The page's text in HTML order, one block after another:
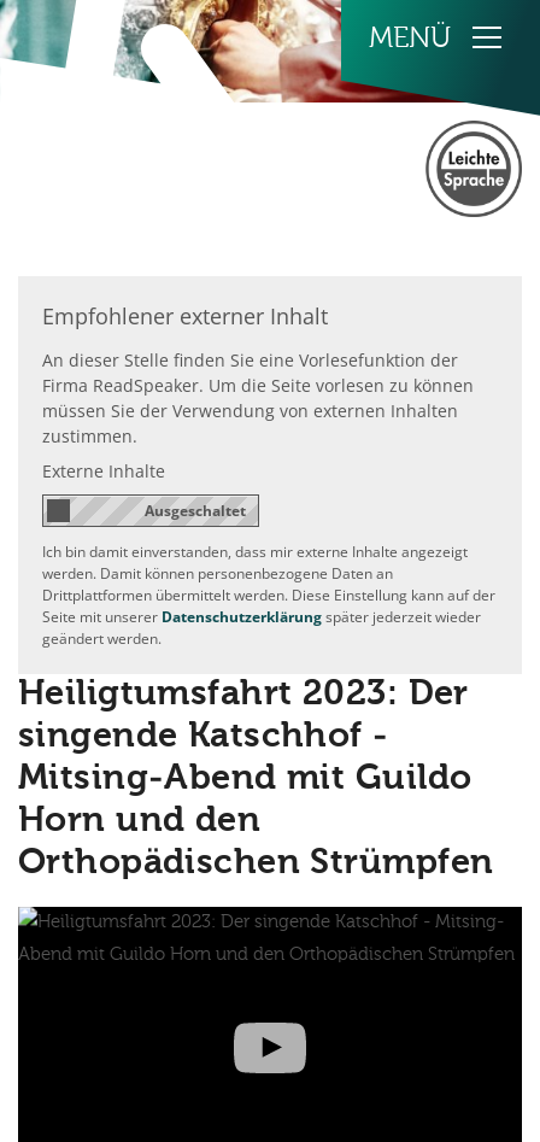
Zum Inhalt springen
Empfohlener externer Inhalt
An dieser Stelle finden Sie eine Vorlesefunktion der
Firma ReadSpeaker. Um die Seite vorlesen zu können
müssen Sie der Verwendung von externen Inhalten
zustimmen.
Externe Inhalte
Ich bin damit einverstanden, dass mir externe Inhalte angezeigt
werden. Damit können personenbezogene Daten an
Drittplattformen übermittelt werden. Diese Einstellung kann auf der
Seite mit unserer Datenschutzerklärungspäter jederzeit wieder
geändert werden.
Heiligtumsfahrt 2023: Der
singende Katschhof -
Mitsing-Abend mit Guildo
Horn und den
Orthopädischen Strümpfen